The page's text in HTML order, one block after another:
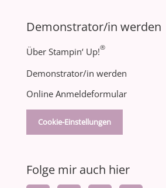
Demonstrator/in werden
Über Stampin‘ Up!®
Demonstrator/in werden
Online Anmeldeformular
Cookie-Einstellungen
Folge mir auch hier